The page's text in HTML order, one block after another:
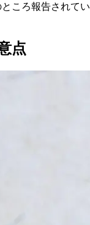
ころ報告されてい
点